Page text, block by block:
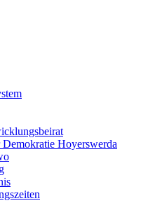
Demokratie Hoyerswerda